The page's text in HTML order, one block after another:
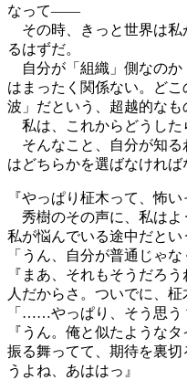
なって――
その時、きっと世界は私
るはずだ。
自分が「組織」側なのか
はまったく関係ない。ど
波」だという、超越的なも
私は、これからどうした
そんなこと、自分が知る
はどちらかを選ばなければ
『やっぱり柾木って、怖い
秀樹のその声に、私はよ
私が悩んでいる途中だとい
「うん、自分が普通じゃ
『まあ、それもそうだろ
人だからさ。ついでに、柾
「……やっぱり、そう思う
『うん。俺と似たような
振る舞ってて、期待を裏
うよね、あははっ』